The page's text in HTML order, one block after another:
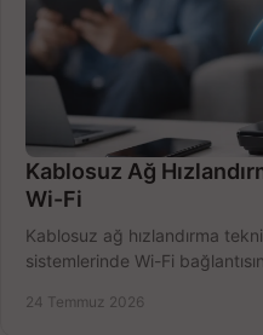
Kablosuz Ağ
Wi-Fi
Kablosuz ağ hızlandırma
sistemlerinde Wi-Fi
24 Temmuz 2026